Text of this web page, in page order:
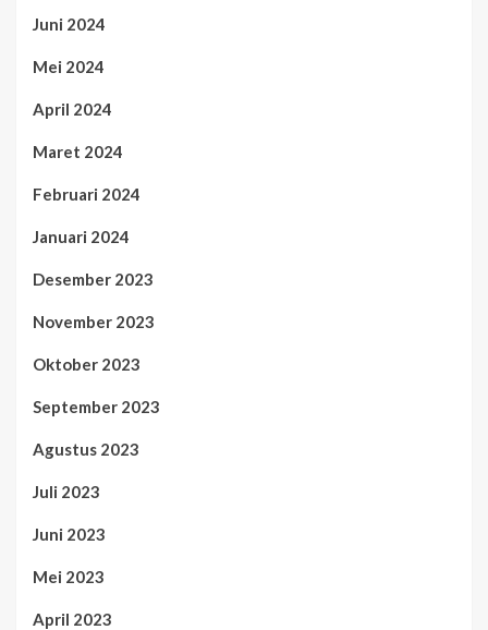
Juni 2024
Mei 2024
April 2024
Maret 2024
Februari 2024
Januari 2024
Desember 2023
November 2023
Oktober 2023
September 2023
Agustus 2023
Juli 2023
Juni 2023
Mei 2023
April 2023